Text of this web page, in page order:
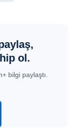
ol.
bilgi paylaştı.